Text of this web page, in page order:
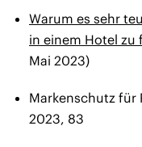
Warum es sehr
in einem Hotel zu
Mai 2023)
Markenschutz für
2023, 83